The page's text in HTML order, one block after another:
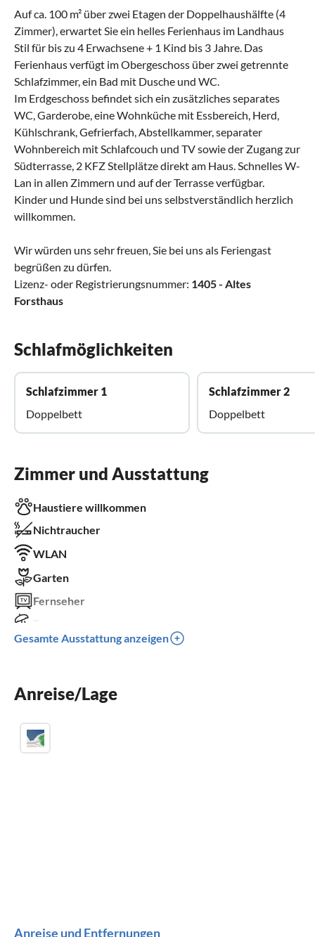
Auf ca. 100 m² über zwei Etagen der Doppelhaushälfte (4
Zimmer), erwartet Sie ein helles Ferienhaus im Landhaus
Stil für bis zu 4 Erwachsene + 1 Kind bis 3 Jahre. Das
Ferienhaus verfügt im Oberge­schoss über zwei getrennte
Schlafzimmer, ein Bad mit Dusche und WC.
Im Erd­ge­schoss befindet sich ein zusätzliches separates
WC, Garderobe, eine Wohnküche mit Essbereich, Herd,
Kühlschrank, Gefrierfach, Abstellkammer, separater
Wohnbereich mit Schlafcouch und TV sowie der Zugang zur
Südterrasse, 2 KFZ Stellplätze direkt am Haus. Schnelles W-
Lan in allen Zimmern und auf der Terrasse verfügbar.
Kinder und Hunde sind bei uns selbstverständlich herzlich
willkommen.
Wir würden uns sehr freuen, Sie bei uns als Feriengast
begrüßen zu dürfen.
Lizenz- oder Registrierungsnummer: 1405 - Altes
Forsthaus
Schlafmöglichkeiten
Schlafzimmer 1
Doppelbett
Schlafzimmer 2
Doppelbett
Zimmer und Ausstattung
Haustiere willkommen
Nichtraucher
WLAN
Garten
Fernseher
Sauna
Parkplatz
Gesamte Ausstattung anzeigen
Anreise/Lage
Anreise und Entfernungen